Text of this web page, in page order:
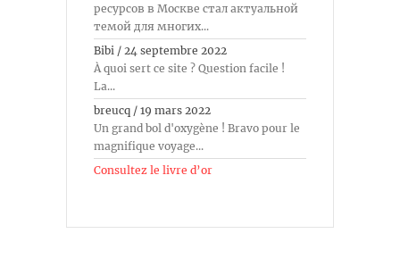
ресурсов в Москве стал актуальной
темой для многих...
Bibi / 24 septembre 2022
À quoi sert ce site ? Question facile !
La...
breucq / 19 mars 2022
Un grand bol d'oxygène ! Bravo pour le
magnifique voyage...
Consultez le livre d’or